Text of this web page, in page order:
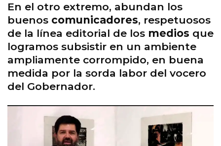
En el otro extremo, abundan los
buenos comunicadores, respetuosos
de la línea editorial de los medios que
logramos subsistir en un ambiente
ampliamente corrompido, en buena
medida por la sorda labor del vocero
del Gobernador.